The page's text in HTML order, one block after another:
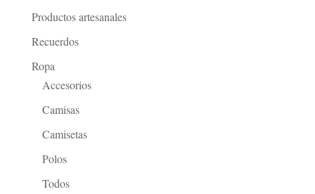
Productos artesanales
Recuerdos
Ropa
Accesorios
Camisas
Camisetas
Polos
Todos